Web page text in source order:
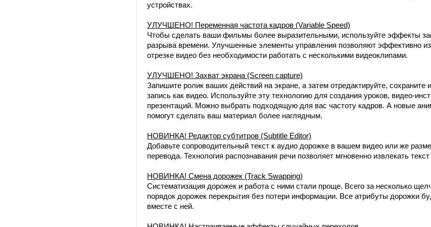
устройствах.
УЛУЧШЕНО! Переменная частота кадров (Variable Speed)
Чтобы сделать ваши фильмы более выразительными, используйте эффекты
разрыва времени. Улучшенные элементы управления позволяют эффективно
отрезке видео без необходимости работать с несколькими видеоклипами.
УЛУЧШЕНО! Захват экрана (Screen capture)
Запишите ролик ваших действий на экране, а затем отредактируйте, сохраните
запись как видео. Используйте эту технологию для создания уроков, видео-
презентаций. Можно выбрать подходящую для вас частоту кадров. А новые
помогут сделать ваш материал более наглядным.
НОВИНКА! Редактор субтитров (Subtitle Editor)
Добавьте сопроводительный текст к аудио дорожке в вашем видео или же
перевода. Технология распознавания речи позволяет мгновенно извлекать
НОВИНКА! Смена дорожек (Track Swapping)
Систематизация дорожек и работа с ними стали проще. Всего за несколько
порядок дорожек перекрытия без потери информации. Все атрибуты дорожки
вместе с ней.